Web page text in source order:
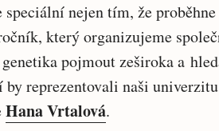
nejen tím, že
který organizujeme
pojmout zeširoka a
reprezentovali naši
Hana Vrtalová.